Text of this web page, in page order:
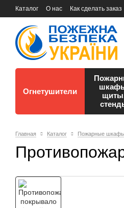
Каталог О нас Как сделать заказ
Документы
Контакты
Огнетушители
Главная Каталог Пожарные